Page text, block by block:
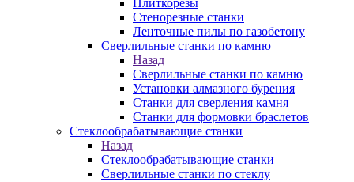
Плиткорезы
Стенорезные станки
Ленточные пилы по газобетону
Сверлильные станки по камню
Назад
Сверлильные станки по камню
Установки алмазного бурения
Станки для сверления камня
Станки для формовки браслетов
Стеклообрабатывающие станки
Назад
Стеклообрабатывающие станки
Сверлильные станки по стеклу